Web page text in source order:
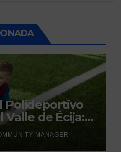
Polideportivo
Valle de Écija:
Mantenimiento
MANAGER